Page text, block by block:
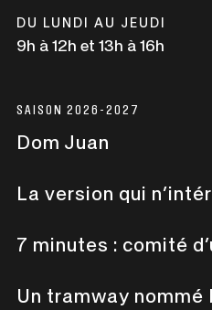
nouvelle
fenêtre
DU LUNDI AU JEUDI
9h à 12h et 13h à 16h
SAISON 2026-2027
Dom Juan
La version qui
7 minutes : comité
Un tramway nommé